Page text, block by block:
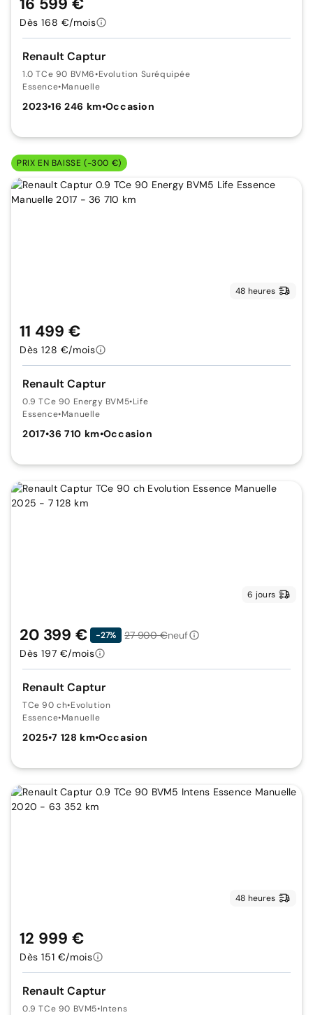
Renault Captur
1.0 TCe 90 BVM6•Evolution Suréquipée
Essence•Manuelle
2023•16 246 km•Occasion
Dès 168 €/mois
PRIX EN BAISSE (-300 €)
48 heures
Renault Captur
0.9 TCe 90 Energy BVM5•Life
Essence•Manuelle
2017•36 710 km•Occasion
11 499 €
Dès 128 €/mois
6 jours
Renault Captur
TCe 90 ch•Evolution
Essence•Manuelle
2025•7 128 km•Occasion
20 399 € -27% 27 900 €neuf
Dès 197 €/mois
48 heures
Renault Captur
0.9 TCe 90 BVM5•Intens
12 999 €
Dès 151 €/mois